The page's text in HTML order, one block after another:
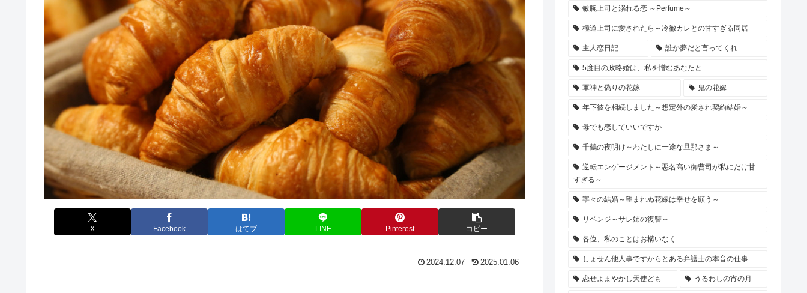
X Facebook はてブ LINE Pinterest コピー
2024.12.07 2025.01.06
敏腕上司と溺れる恋 ～Perfume～
極道上司に愛されたら～冷徹カレとの甘すぎる同居
主人恋日記 誰か夢だと言ってくれ
5度目の政略婚は、私を憎むあなたと
軍神と偽りの花嫁 鬼の花嫁
年下彼を相続しました～想定外の愛され契約結婚～
母でも恋していいですか
千鶴の夜明け～わたしに一途な旦那さま～
逆転エンゲージメント～悪名高い御曹司が私にだけ甘
すぎる～
寧々の結婚～望まれぬ花嫁は幸せを願う～
リベンジ～サレ姉の復讐～
各位、私のことはお構いなく
しょせん他人事ですからとある弁護士の本音の仕事
恋せよまやかし天使ども うるわしの宵の月